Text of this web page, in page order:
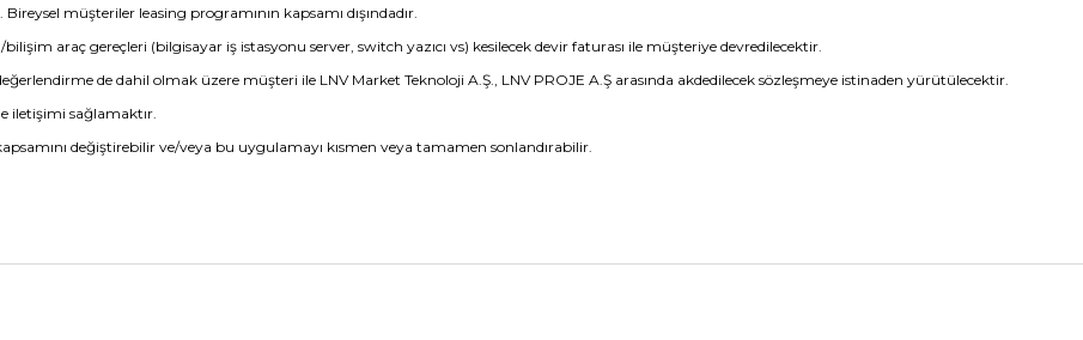
müşteriler leasing programının kapsamı dışındadır.
araç gereçleri (bilgisayar iş istasyonu server, switch yazıcı vs) kesilecek devir faturası ile müşteriye devredilecektir.
de dahil olmak üzere müşteri ile LNV Market Teknoloji A.Ş., LNV PROJE A.Ş arasında akdedilecek sözleşmeye istinaden yürütülecektir.
iletişimi sağlamaktır.
değiştirebilir ve/veya bu uygulamayı kısmen veya tamamen sonlandırabilir.